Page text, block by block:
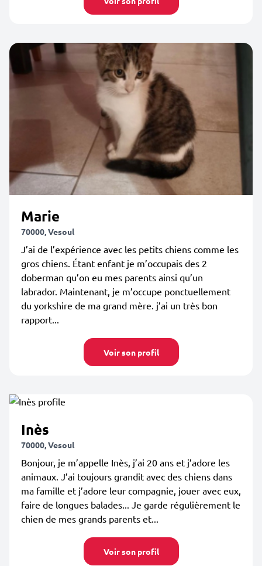
Marie
70000, Vesoul
J’ai de l’expérience avec les petits chiens comme les
gros chiens. Étant enfant je m’occupais des 2
doberman qu’on eu mes parents ainsi qu’un
labrador. Maintenant, je m’occupe ponctuellement
du yorkshire de ma grand mère. j’ai un très bon
rapport...
Voir son profil
Inès
70000, Vesoul
Bonjour, je m’appelle Inès, j’ai 20 ans et j’adore les
animaux. J’ai toujours grandit avec des chiens dans
ma famille et j’adore leur compagnie, jouer avec eux,
faire de longues balades... Je garde régulièrement le
chien de mes grands parents et...
Voir son profil